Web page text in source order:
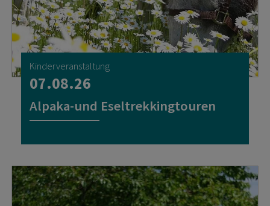
Kinderveranstaltung
07.08.26
Alpaka-und Eseltrekkingtouren